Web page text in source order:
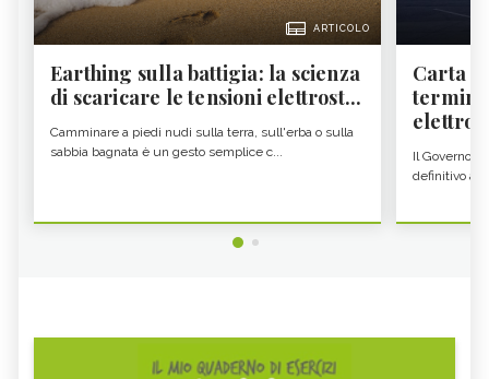
ARTICOLO
Earthing sulla battigia: la scienza
di scaricare le tensioni elettrost...
Camminare a piedi nudi sulla terra, sull'erba o sulla
sabbia bagnata è un gesto semplice c...
Carta
Il Governo
definitivo